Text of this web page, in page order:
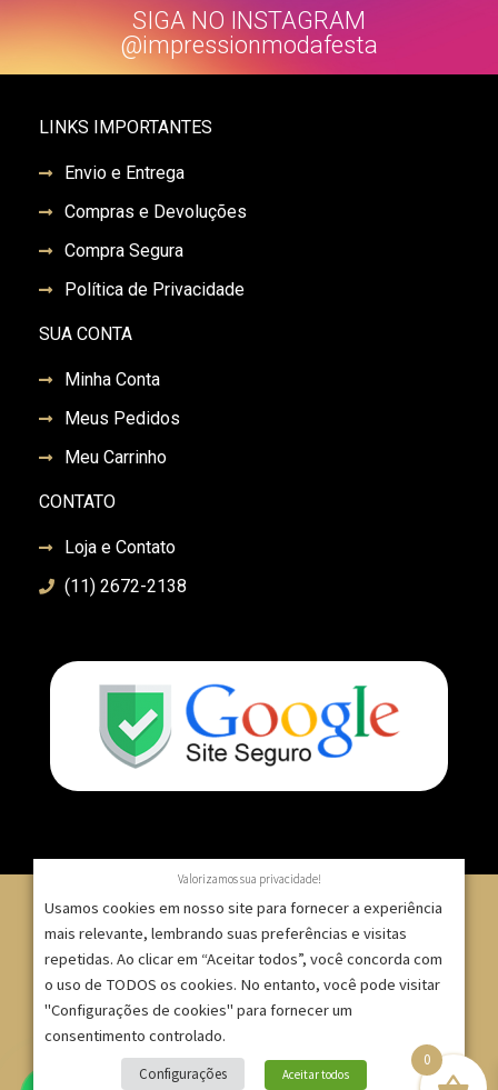
SIGA NO INSTAGRAM
@impressionmodafesta
LINKS IMPORTANTES
Envio e Entrega
Compras e Devoluções
Compra Segura
Política de Privacidade
SUA CONTA
Minha Conta
Meus Pedidos
Meu Carrinho
CONTATO
Loja e Contato
(11) 2672-2138
© 2007 – 2025 – ImpressionModaFesta | Rua Serra de
Japi, 1332 – Tatuapé – São Paulo/SP – CNPJ:
09.271.257/0001-52 |
Site criado por Bruno Gontijo
0
Valorizamos sua privacidade!
Usamos cookies em nosso site para fornecer a experiência
mais relevante, lembrando suas preferências e visitas
repetidas. Ao clicar em “Aceitar todos”, você concorda com
o uso de TODOS os cookies. No entanto, você pode visitar
"Configurações de cookies" para fornecer um
consentimento controlado.
Configurações Aceitar todos